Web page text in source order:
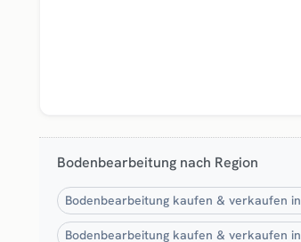
Bodenbearbeitung nach Region
Bodenbearbeitung kaufen & verkaufen in
Bodenbearbeitung kaufen & verkaufen in